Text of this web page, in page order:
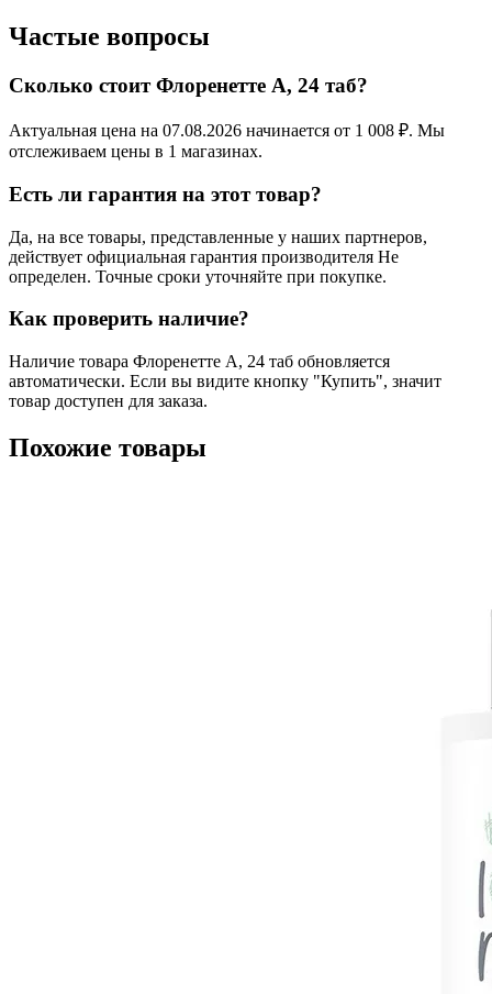
Частые вопросы
Сколько стоит Флоренетте А, 24 таб?
Актуальная цена на 07.08.2026 начинается от 1 008 ₽. Мы
отслеживаем цены в 1 магазинах.
Есть ли гарантия на этот товар?
Да, на все товары, представленные у наших партнеров,
действует официальная гарантия производителя Не
определен. Точные сроки уточняйте при покупке.
Как проверить наличие?
Наличие товара Флоренетте А, 24 таб обновляется
автоматически. Если вы видите кнопку "Купить", значит
товар доступен для заказа.
Похожие товары